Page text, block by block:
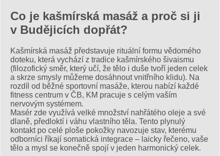
Co je kašmírská masáž a proč si ji
v Budějicích dopřát?
Kašmírská masáž představuje rituální formu vědomého
doteku, která vychází z tradice kašmírského šivaismu
(filozofický směr, který učí, že tělo i duše tvoří jeden celek
a skrze smysly můžeme dosáhnout vnitřního klidu). Na
rozdíl od běžné sportovní masáže, kterou nabízí každé
fitness centrum v ČB, KM pracuje s celým vaším
nervovým systémem.
Masér zde využívá velké množství nahřátého oleje a své
dlaně, předloktí i váhu vlastního těla. Tento plynulý
kontakt po celé ploše pokožky navozuje stav, kterému
odborníci říkají somatická integrace – laicky řečeno, vaše
tělo a mysl se konečně spojí v jeden harmonický celek.